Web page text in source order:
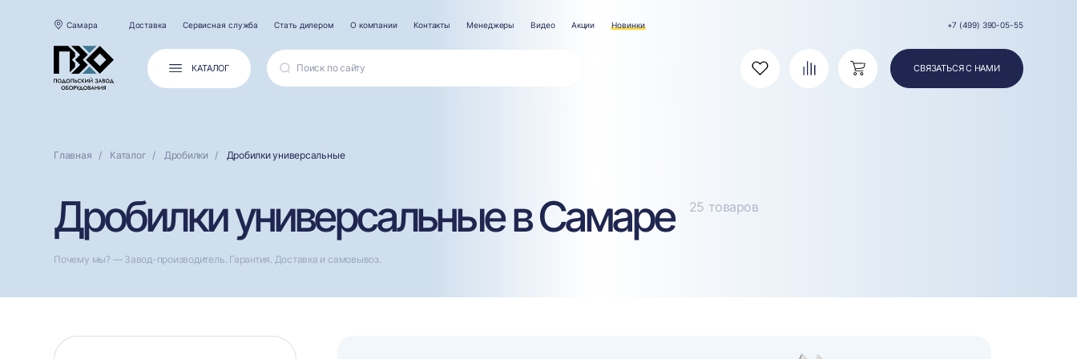
Самара Доставка Сервисная служба Стать дилером О компании Контакты Менеджеры Видео Акции Новинки +7 (499) 390-05-55
КАТАЛОГ Избранное СравнениеКорзина СВЯЗАТЬСЯ С НАМИ
Главная Каталог Дробилки Дробилки универсальные
Дробилки универсальные в Самаре 25 товаров
Почему мы? — Завод-производитель. Гарантия. Доставка и самовывоз.